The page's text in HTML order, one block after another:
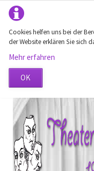
Cookies helfen uns bei der
der Website erklären Sie sich
Mehr erfahren
OK